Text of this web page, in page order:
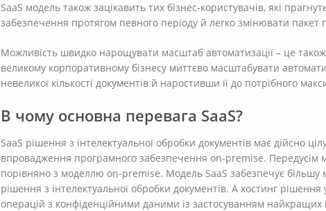
SaaS модель також зацікавить тих бізнес-користувачів, які
забезпечення протягом певного періоду й легко змінювати пакет
Можливість швидко нарощувати масштаб автоматизації – це
великому корпоративному бізнесу миттєво масштабувати
невеликої кількості документів й наростивши її до потрібного
В чому основна перевага SaaS?
SaaS рішення з інтелектуальної обробки документів має дійсно
впровадження програмного забезпечення on-premise. Передусім
порівняно з моделлю on-premise. Модель SaaS забезпечує більшу
рішення з інтелектуальної обробки документів. А хостинг
операцій з конфіденційними даними із застосуванням найкращих